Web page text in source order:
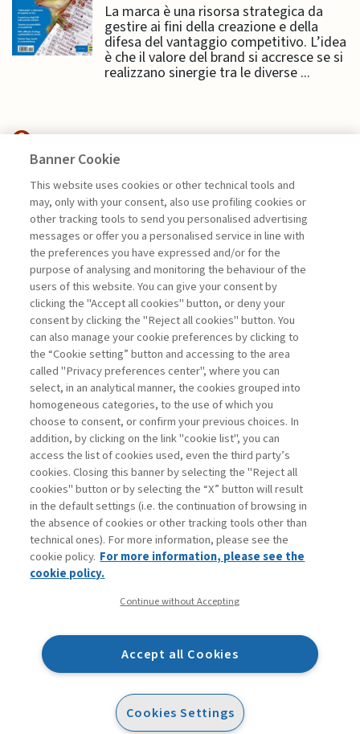
La marca è una risorsa strategica da
gestire ai fini della creazione e della
difesa del vantaggio competitivo. L’idea
è che il valore del brand si accresce se si
realizzano sinergie tra le diverse ...
NEXTGEN MANAGEMENT
PIATTAFORME DIGITALI E
SOSTENIBILITÀ: ...
di Genny Perlangeli
La consultazione dei libri è riservata esclusivamente
agli abbonati Premium
Legenda: Accedi Per registrati Per abbonati
Contatti
Abbonamenti
Archivio rubriche
Privacy
Dichiarazione di accessibilità
Mappa del sito
Banner Cookie
This website uses cookies or other technical tools and
may, only with your consent, also use profiling cookies or
other tracking tools to send you personalised advertising
messages or offer you a personalised service in line with
the preferences you have expressed and/or for the
purpose of analysing and monitoring the behaviour of the
users of this website. You can give your consent by
clicking the "Accept all cookies" button, or deny your
consent by clicking the "Reject all cookies" button. You
can also manage your cookie preferences by clicking to
the “Cookie setting” button and accessing to the area
called "Privacy preferences center", where you can
select, in an analytical manner, the cookies grouped into
homogeneous categories, to the use of which you
choose to consent, or confirm your previous choices. In
addition, by clicking on the link "cookie list", you can
access the list of cookies used, even the third party’s
cookies. Closing this banner by selecting the "Reject all
cookies" button or by selecting the “X” button will result
in the default settings (i.e. the continuation of browsing in
the absence of cookies or other tracking tools other than
technical ones). For more information, please see the
cookie policy. For more information, please see the
cookie policy.
Continue without Accepting
Accept all Cookies
Cookies Settings